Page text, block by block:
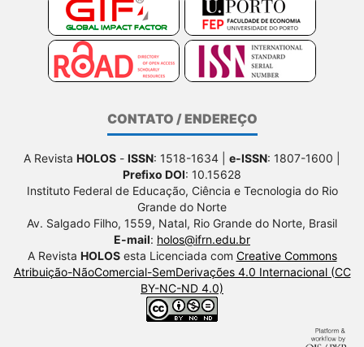
CONTATO / ENDEREÇO
A Revista HOLOS - ISSN: 1518-1634 | e-ISSN: 1807-1600 |
Prefixo DOI: 10.15628
Instituto Federal de Educação, Ciência e Tecnologia do Rio
Grande do Norte
Av. Salgado Filho, 1559, Natal, Rio Grande do Norte, Brasil
E-mail: holos@ifrn.edu.br
A Revista HOLOSesta Licenciada com Creative Commons
Atribuição-NãoComercial-SemDerivações 4.0 Internacional (CC
BY-NC-ND 4.0)